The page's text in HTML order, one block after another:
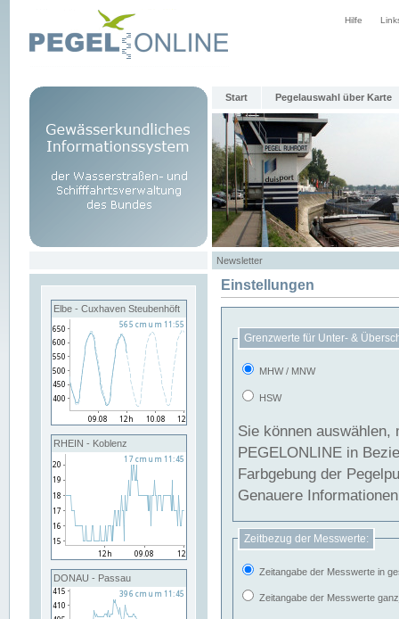
Hilfe
Start Pegelauswahl über Karte
Newsletter
Elbe - Cuxhaven Steubenhöft
RHEIN - Koblenz
DONAU - Passau
Einstellungen
Grenzwerte für Unter- &
MHW / MNW
HSW
Sie können
PEGELONLINE in Beziehung
Farbgebung der
Genauere
Zeitbezug der Messwerte:
Zeitangabe der Messwerte in
Zeitangabe der Messwerte